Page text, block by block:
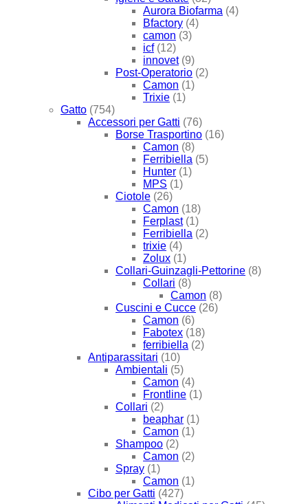
Aurora Biofarma (4)
Bfactory (4)
camon (3)
icf (12)
innovet (9)
Post-Operatorio (2)
Camon (1)
Trixie (1)
Gatto (754)
Accessori per Gatti (76)
Borse Trasportino (16)
Camon (8)
Ferribiella (5)
Hunter (1)
MPS (1)
Ciotole (26)
Camon (18)
Ferplast (1)
Ferribiella (2)
trixie (4)
Zolux (1)
Collari-Guinzagli-Pettorine (8)
Collari (8)
Camon (8)
Cuscini e Cucce (26)
Camon (6)
Fabotex (18)
ferribiella (2)
Antiparassitari (10)
Ambientali (5)
Camon (4)
Frontline (1)
Collari (2)
beaphar (1)
Camon (1)
Shampoo (2)
Camon (2)
Spray (1)
Camon (1)
Cibo per Gatti (427)